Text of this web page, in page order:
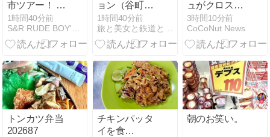
市ツアー！ 2
日目 vol.4 さ
ー！お仕事の
時間だぜ！！
1時間40分前
ョン（谷町九
丁目）（２０
２２年２月）
（１２）
1時間40分前
旅と美女と鉄道と…
ュがクロスバ
ー直撃の猛
攻！10人のベ
シクタシュが
で貴重な勝利
3時間10分前
CoCoNut News
トンカツ弁当
202687
チキンパッタ
イを食
朝のお笑い。